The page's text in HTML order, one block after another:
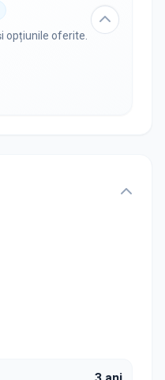
opțiunile oferite.